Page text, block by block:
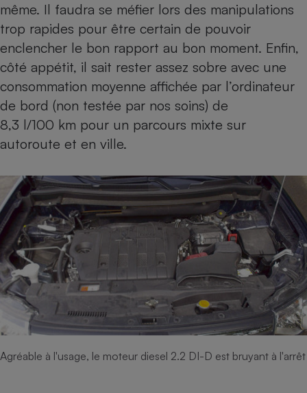
même. Il faudra se méfier lors des manipulations
trop rapides pour être certain de pouvoir
enclencher le bon rapport au bon moment. Enfin,
côté appétit, il sait rester assez sobre avec une
consommation moyenne affichée par l’ordinateur
de bord (non testée par nos soins) de
8,3 l/100 km pour un parcours mixte sur
autoroute et en ville.
Agréable à l'usage, le moteur diesel 2.2 DI-D est bruyant à l'arrêt